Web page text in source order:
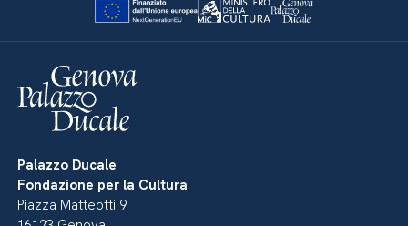
Palazzo Ducale
Fondazione per la Cultura
Piazza Matteotti 9